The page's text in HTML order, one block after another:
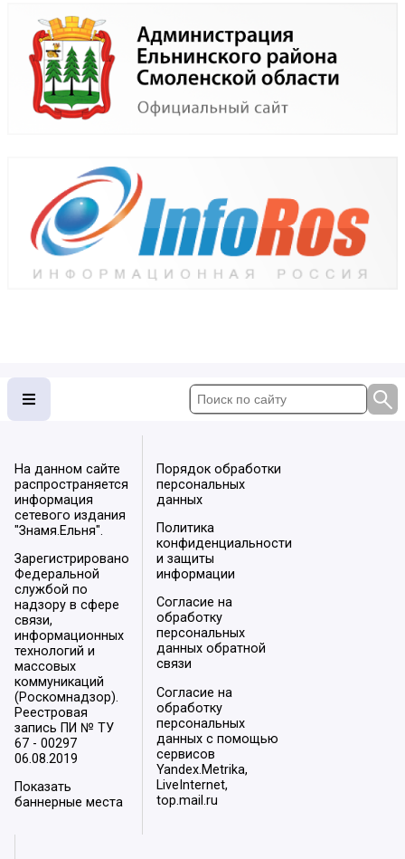
На данном сайте
распространяется
информация
сетевого издания
"Знамя.Ельня".
Зарегистрировано
Федеральной
службой по
надзору в сфере
связи,
информационных
технологий и
массовых
коммуникаций
(Роскомнадзор).
Реестровая
запись ПИ № ТУ
67 - 00297
06.08.2019
Показать
баннерные места
Порядок обработки
персональных
данных
Политика
конфиденциальности
и защиты
информации
Согласие на
обработку
персональных
данных обратной
связи
Согласие на
обработку
персональных
данных с помощью
сервисов
Yandex.Metrika,
LiveInternet,
top.mail.ru